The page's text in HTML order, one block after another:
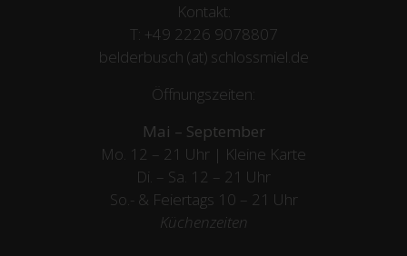
Kontakt:
T: +49 2226 9078807
belderbusch (at) schlossmiel.de
Öffnungszeiten:
Mai – September
Mo. 12 – 21 Uhr | Kleine Karte
Di. – Sa. 12 – 21 Uhr
So.- & Feiertags 10 – 21 Uhr
Küchenzeiten